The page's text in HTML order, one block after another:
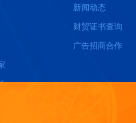
新闻动态
财贸证书查询
广告招商合作